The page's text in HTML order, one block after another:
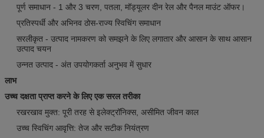
पूर्ण समाधान - 1 और 3 चरण, पतला, मॉड्यूलर दीन रेल और पैनल माउंट ऑफर।
प्रतिस्पर्धी और अभिनव ठोस-राज्य स्विचिंग समाधान
सरलीकृत - उत्पाद नामकरण को समझने के लिए लगातार और आसान के साथ आसान
उत्पाद चयन
उन्नत उत्पाद - अंत उपयोगकर्ता अनुभव में सुधार
लाभ
उच्च दक्षता प्राप्त करने के लिए एक सरल तरीका
रखरखाव मुक्त: पूरी तरह से इलेक्ट्रॉनिक्स, असीमित जीवन काल
उच्च स्विचिंग आवृत्ति: तेज और सटीक नियंत्रण